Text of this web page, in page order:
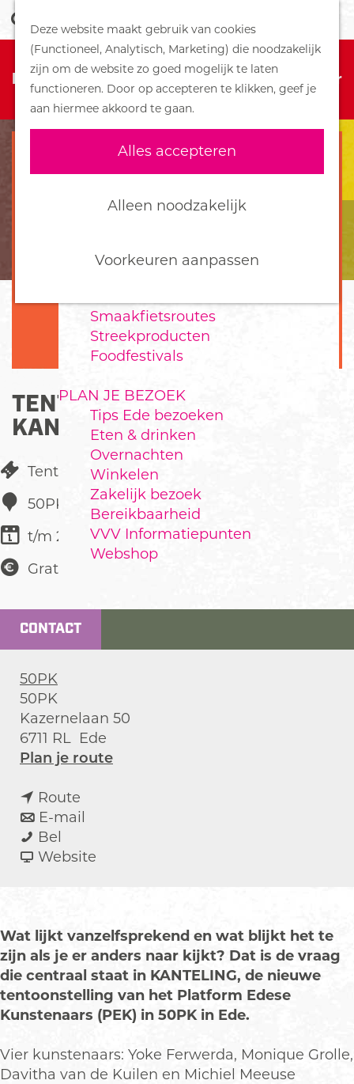
Deze website maakt gebruik van cookies
(Functioneel, Analytisch, Marketing) die noodzakelijk
zijn om de website zo goed mogelijk te laten
functioneren. Door op accepteren te klikken, geef je
aan hiermee akkoord te gaan.
Alles accepteren
Alleen noodzakelijk
Voorkeuren aanpassen
G
n
a
o
e
k
e
n
M
e
n
u
DORPEN
Bennekom
De Klomp
Deelen
Ederveen
Harskamp
Hoenderloo
Wekerom
Smaakfietsroutes
Streekproducten
Foodfestivals
PLAN JE BEZOEK
Tips Ede bezoeken
Eten & drinken
Overnachten
Winkelen
Zakelijk bezoek
Bereikbaarheid
VVV Informatiepunten
Webshop
Sorry, deze activiteit is niet meer
beschikbaar. Bekijk het
actuele aanbod
voor
de beschikbare opties.
TENTOONSTELLING:
KANTELING
Tentoonstellingen
50PK
t/m 28 juni
Gratis
CONTACT
50PK
50PK
Kazernelaan 50
6711 RL Ede
Plan je routen
o
n
s
t
e
l
i
Route
a
r
t
o
o
n
s
e
l
E-mail
a
n
t
o
o
n
t
e
Bel
e
o
n
s
t
e
l
i
Website
e
n
t
o
o
s
t
Wat lijkt vanzelfsprekend en wat blijkt het te
zijn als je er anders naar kijkt? Dat is de vraag
die centraal staat in KANTELING, de nieuwe
tentoonstelling van het Platform Edese
Kunstenaars (PEK) in 50PK in Ede.
Vier kunstenaars: Yoke Ferwerda, Monique Grolle,
Davitha van de Kuilen en Michiel Meeuse